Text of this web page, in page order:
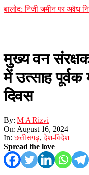
बालोद: निजी जमीन पर अवैध
मुख्य वन
में उत्साह पूर्वक
दिवस
By: M A Rizvi
On: August 16, 2024
In: छत्तीसगढ़,देश-विदेश
Spread the love